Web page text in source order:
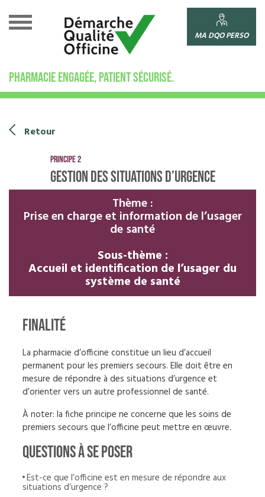
MA DQO PERSO
PHARMACIE ENGAGÉE, PATIENT SÉCURISÉ.
Retour
Principe 2
Gestion des situations d’urgence
Thème :
Prise en charge et information de l’usager
de santé
Sous-thème :
Accueil et identification de l’usager du
système de santé
Finalité
La pharmacie d’officine constitue un lieu d’accueil
permanent pour les premiers secours. Elle doit être en
mesure de répondre à des situations d’urgence et
d’orienter vers un autre professionnel de santé.
À noter: la fiche principe ne concerne que les soins de
premiers secours que l’officine peut mettre en œuvre.
questions à se poser
Est-ce que l’officine est en mesure de répondre aux
situations d’urgence ?